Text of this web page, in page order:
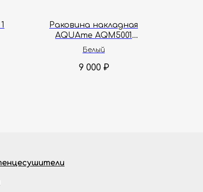
Раковина накладная
AQUAme AQM5001
50.5х40х13.5 см
Белый
9 000 ₽